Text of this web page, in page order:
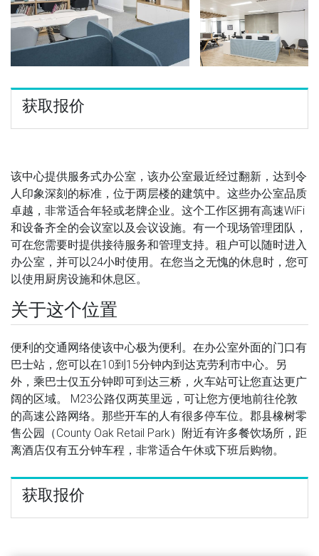
获取报价
该中心提供服务式办公室，该办公室最近经过翻新，达到令
人印象深刻的标准，位于两层楼的建筑中。这些办公室品质
卓越，非常适合年轻或老牌企业。这个工作区拥有高速WiFi
和设备齐全的会议室以及会议设施。有一个现场管理团队，
可在您需要时提供接待服务和管理支持。租户可以随时进入
办公室，并可以24小时使用。在您当之无愧的休息时，您可
以使用厨房设施和休息区。
关于这个位置
便利的交通网络使该中心极为便利。在办公室外面的门口有
巴士站，您可以在10到15分钟内到达克劳利市中心。另
外，乘巴士仅五分钟即可到达三桥，火车站可让您直达更广
阔的区域。 M23公路仅两英里远，可让您方便地前往伦敦
的高速公路网络。那些开车的人有很多停车位。郡县橡树零
售公园（County Oak Retail Park）附近有许多餐饮场所，距
离酒店仅有五分钟车程，非常适合午休或下班后购物。
获取报价